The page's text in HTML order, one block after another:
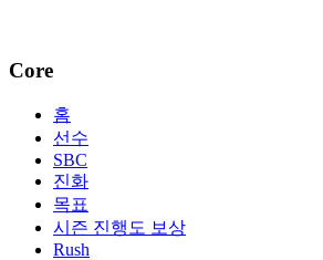
Core
홈
선수
SBC
진화
목표
시즌 진행도 보상
Rush